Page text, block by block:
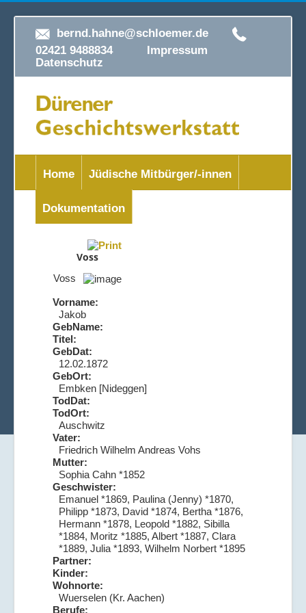
bernd.hahne@schloemer.de
02421 9488834 Impressum
Datenschutz
Home Jüdische Mitbürger/-innen
Dokumentation
Voss
Voss
Vorname:
Jakob
GebName:
Titel:
GebDat:
12.02.1872
GebOrt:
Embken [Nideggen]
TodDat:
TodOrt:
Auschwitz
Vater:
Friedrich Wilhelm Andreas Vohs
Mutter:
Sophia Cahn *1852
Geschwister:
Emanuel *1869, Paulina (Jenny) *1870,
Philipp *1873, David *1874, Bertha *1876,
Hermann *1878, Leopold *1882, Sibilla
*1884, Moritz *1885, Albert *1887, Clara
*1889, Julia *1893, Wilhelm Norbert *1895
Partner:
Kinder:
Wohnorte:
Wuerselen (Kr. Aachen)
Berufe: